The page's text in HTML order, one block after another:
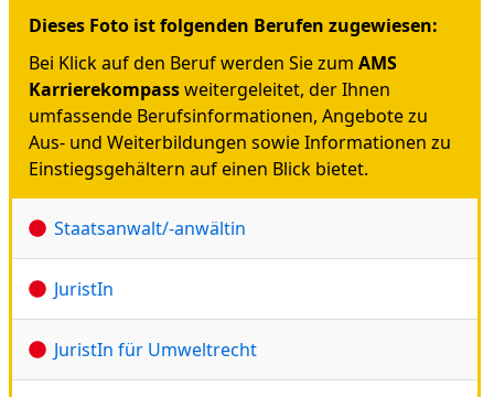
Dieses Foto ist folgenden Berufen zugewiesen:
Bei Klick auf den Beruf werden Sie zum AMS
Karrierekompassweitergeleitet, der Ihnen
umfassende Berufsinformationen, Angebote zu
Aus- und Weiterbildungen sowie Informationen zu
Einstiegsgehältern auf einen Blick bietet.
Staatsanwalt/-anwältin
JuristIn
JuristIn für Umweltrecht